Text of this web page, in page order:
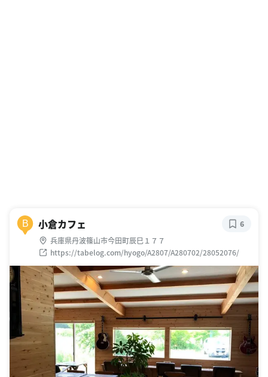
B 小倉カフェ
兵庫県丹波篠山市今田町辰巳１７７
https://tabelog.com/hyogo/A2807/A280702/28052076/
6